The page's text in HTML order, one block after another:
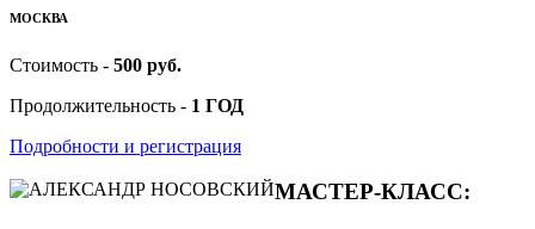
МОСКВА
Стоимость - 500 руб.
Продолжительность - 1 ГОД
Подробности и регистрация
МАСТЕР-КЛАСС: